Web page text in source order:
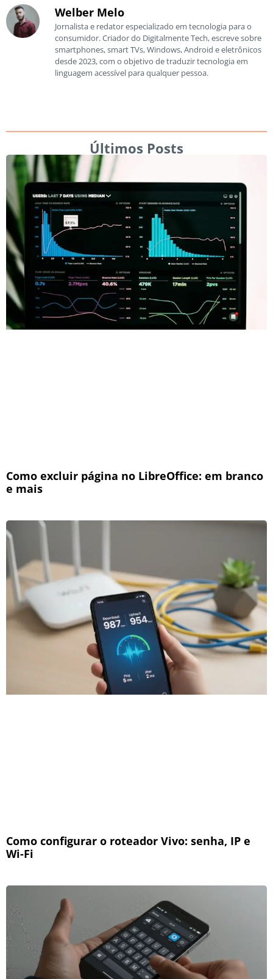
Welber Melo
Jornalista e redator especializado em tecnologia para o
consumidor. Criador do Digitalmente Tech, escreve sobre
smartphones, smart TVs, Windows, Android e eletrônicos
desde 2023, com o objetivo de traduzir tecnologia em
linguagem acessível para qualquer pessoa.
Últimos Posts
Como excluir página no LibreOffice: em branco
e mais
Como configurar o roteador Vivo: senha, IP e
Wi-Fi